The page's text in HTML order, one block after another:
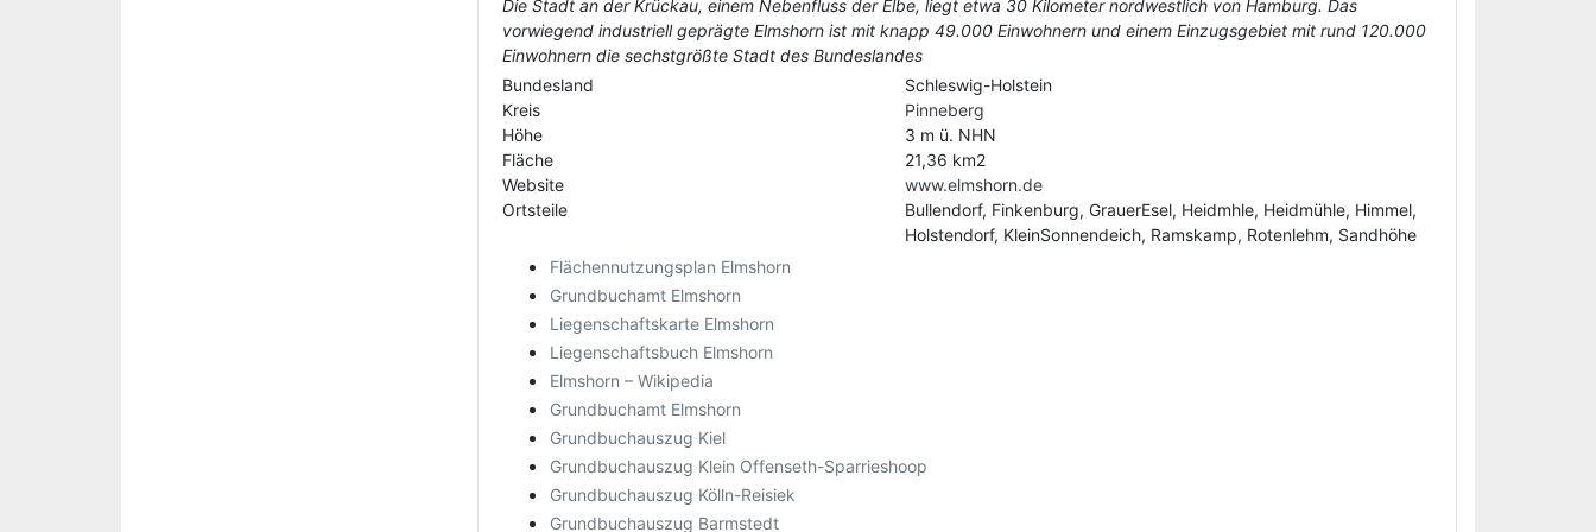
Die Stadt an der Krückau, einem Nebenfluss der Elbe, liegt etwa 30 Kilometer nordwestlich von Hamburg. Das
vorwiegend industriell geprägte Elmshorn ist mit knapp 49.000 Einwohnern und einem Einzugsgebiet mit rund 120.000
Einwohnern die sechstgrößte Stadt des Bundeslandes
Bundesland
Schleswig-Holstein
Kreis
Pinneberg
Höhe
3 m ü. NHN
Fläche
21,36 km2
Website
www.elmshorn.de
Ortsteile
Bullendorf, Finkenburg, GrauerEsel, Heidmhle, Heidmühle, Himmel,
Holstendorf, KleinSonnendeich, Ramskamp, Rotenlehm, Sandhöhe
Flächennutzungsplan Elmshorn
Grundbuchamt Elmshorn
Liegenschaftskarte Elmshorn
Liegenschaftsbuch Elmshorn
Elmshorn – Wikipedia
Grundbuchamt Elmshorn
Grundbuchauszug Kiel
Grundbuchauszug Klein Offenseth-Sparrieshoop
Grundbuchauszug Kölln-Reisiek
Grundbuchauszug Barmstedt